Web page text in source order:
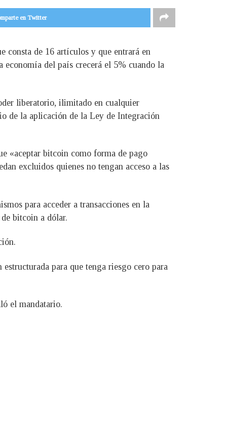
en Twitter
consta de 16 artículos y que entrará en
del país crecerá el 5% cuando la
liberatorio, ilimitado en cualquier
de la aplicación de la Ley de Integración
«aceptar bitcoin como forma de pago
excluidos quienes no tengan acceso a las
para acceder a transacciones en la
bitcoin a dólar.
para que tenga riesgo cero para
el mandatario.